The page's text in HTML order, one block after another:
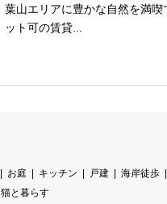
葉山エリアに豊かな自然を満喫
ット可の賃貸...
お庭 キッチン 戸建 海岸徒歩
猫と暮らす